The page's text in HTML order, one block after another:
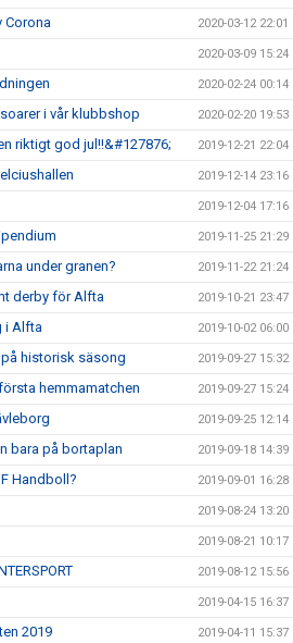
Corona 2020-03-12 22:01
2020-03-09 15:24
2020-02-24 00:14
i vår klubbshop 2020-02-20 19:53
riktigt god jul!!&#127876; 2019-12-21 22:04
2019-12-14 23:16
2019-12-04 17:16
2019-11-25 21:29
under granen? 2019-11-22 21:24
derby för Alfta 2019-10-21 23:47
i Alfta 2019-10-02 06:00
historisk säsong 2019-09-27 15:32
hemmamatchen 2019-09-27 15:24
2019-09-25 12:14
bara på bortaplan 2019-09-18 14:39
Handboll? 2019-09-01 16:28
2019-08-24 13:20
2019-08-21 10:17
2019-08-12 15:56
2019-04-15 16:37
2019 2019-04-11 15:37